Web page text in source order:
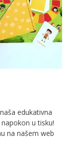
edukativna
u tisku!
na našem web